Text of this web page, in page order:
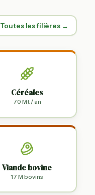
Toutes les filières →
Céréales
70 Mt / an
Viande bovine
17 M bovins